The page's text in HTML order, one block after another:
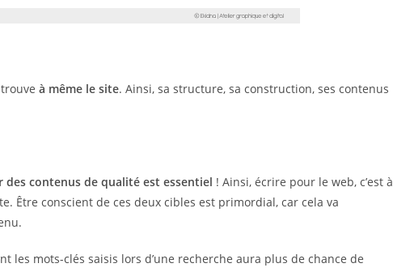
à même le site. Ainsi, sa structure, sa construction, ses contenus
des contenus de qualité est essentiel ! Ainsi, écrire pour le web, c’est à
Être conscient de ces deux cibles est primordial, car cela va
les mots-clés saisis lors d’une recherche aura plus de chance de